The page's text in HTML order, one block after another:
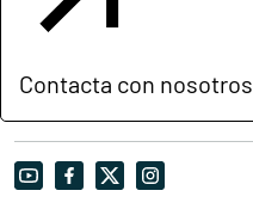
Contacta con nosotros